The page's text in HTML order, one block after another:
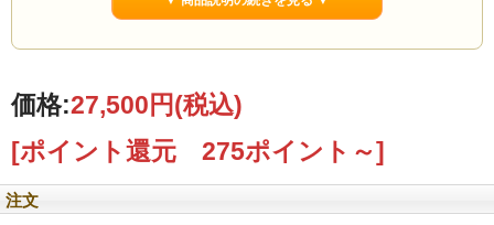
シンプルラック
つみかさねラック(大)
ウォールナット
価格:27,500円(税込)
[ポイント還元 275ポイント～]
注文